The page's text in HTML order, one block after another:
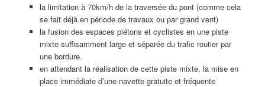
la limitation à 70km/h de la traversée du pont (comme cela
se fait déjà en période de travaux ou par grand vent)
la fusion des espaces piétons et cyclistes en une piste
mixte suffisamment large et séparée du trafic routier par
une bordure.
en attendant la réalisation de cette piste mixte, la mise en
place immédiate d’une navette gratuite et fréquente